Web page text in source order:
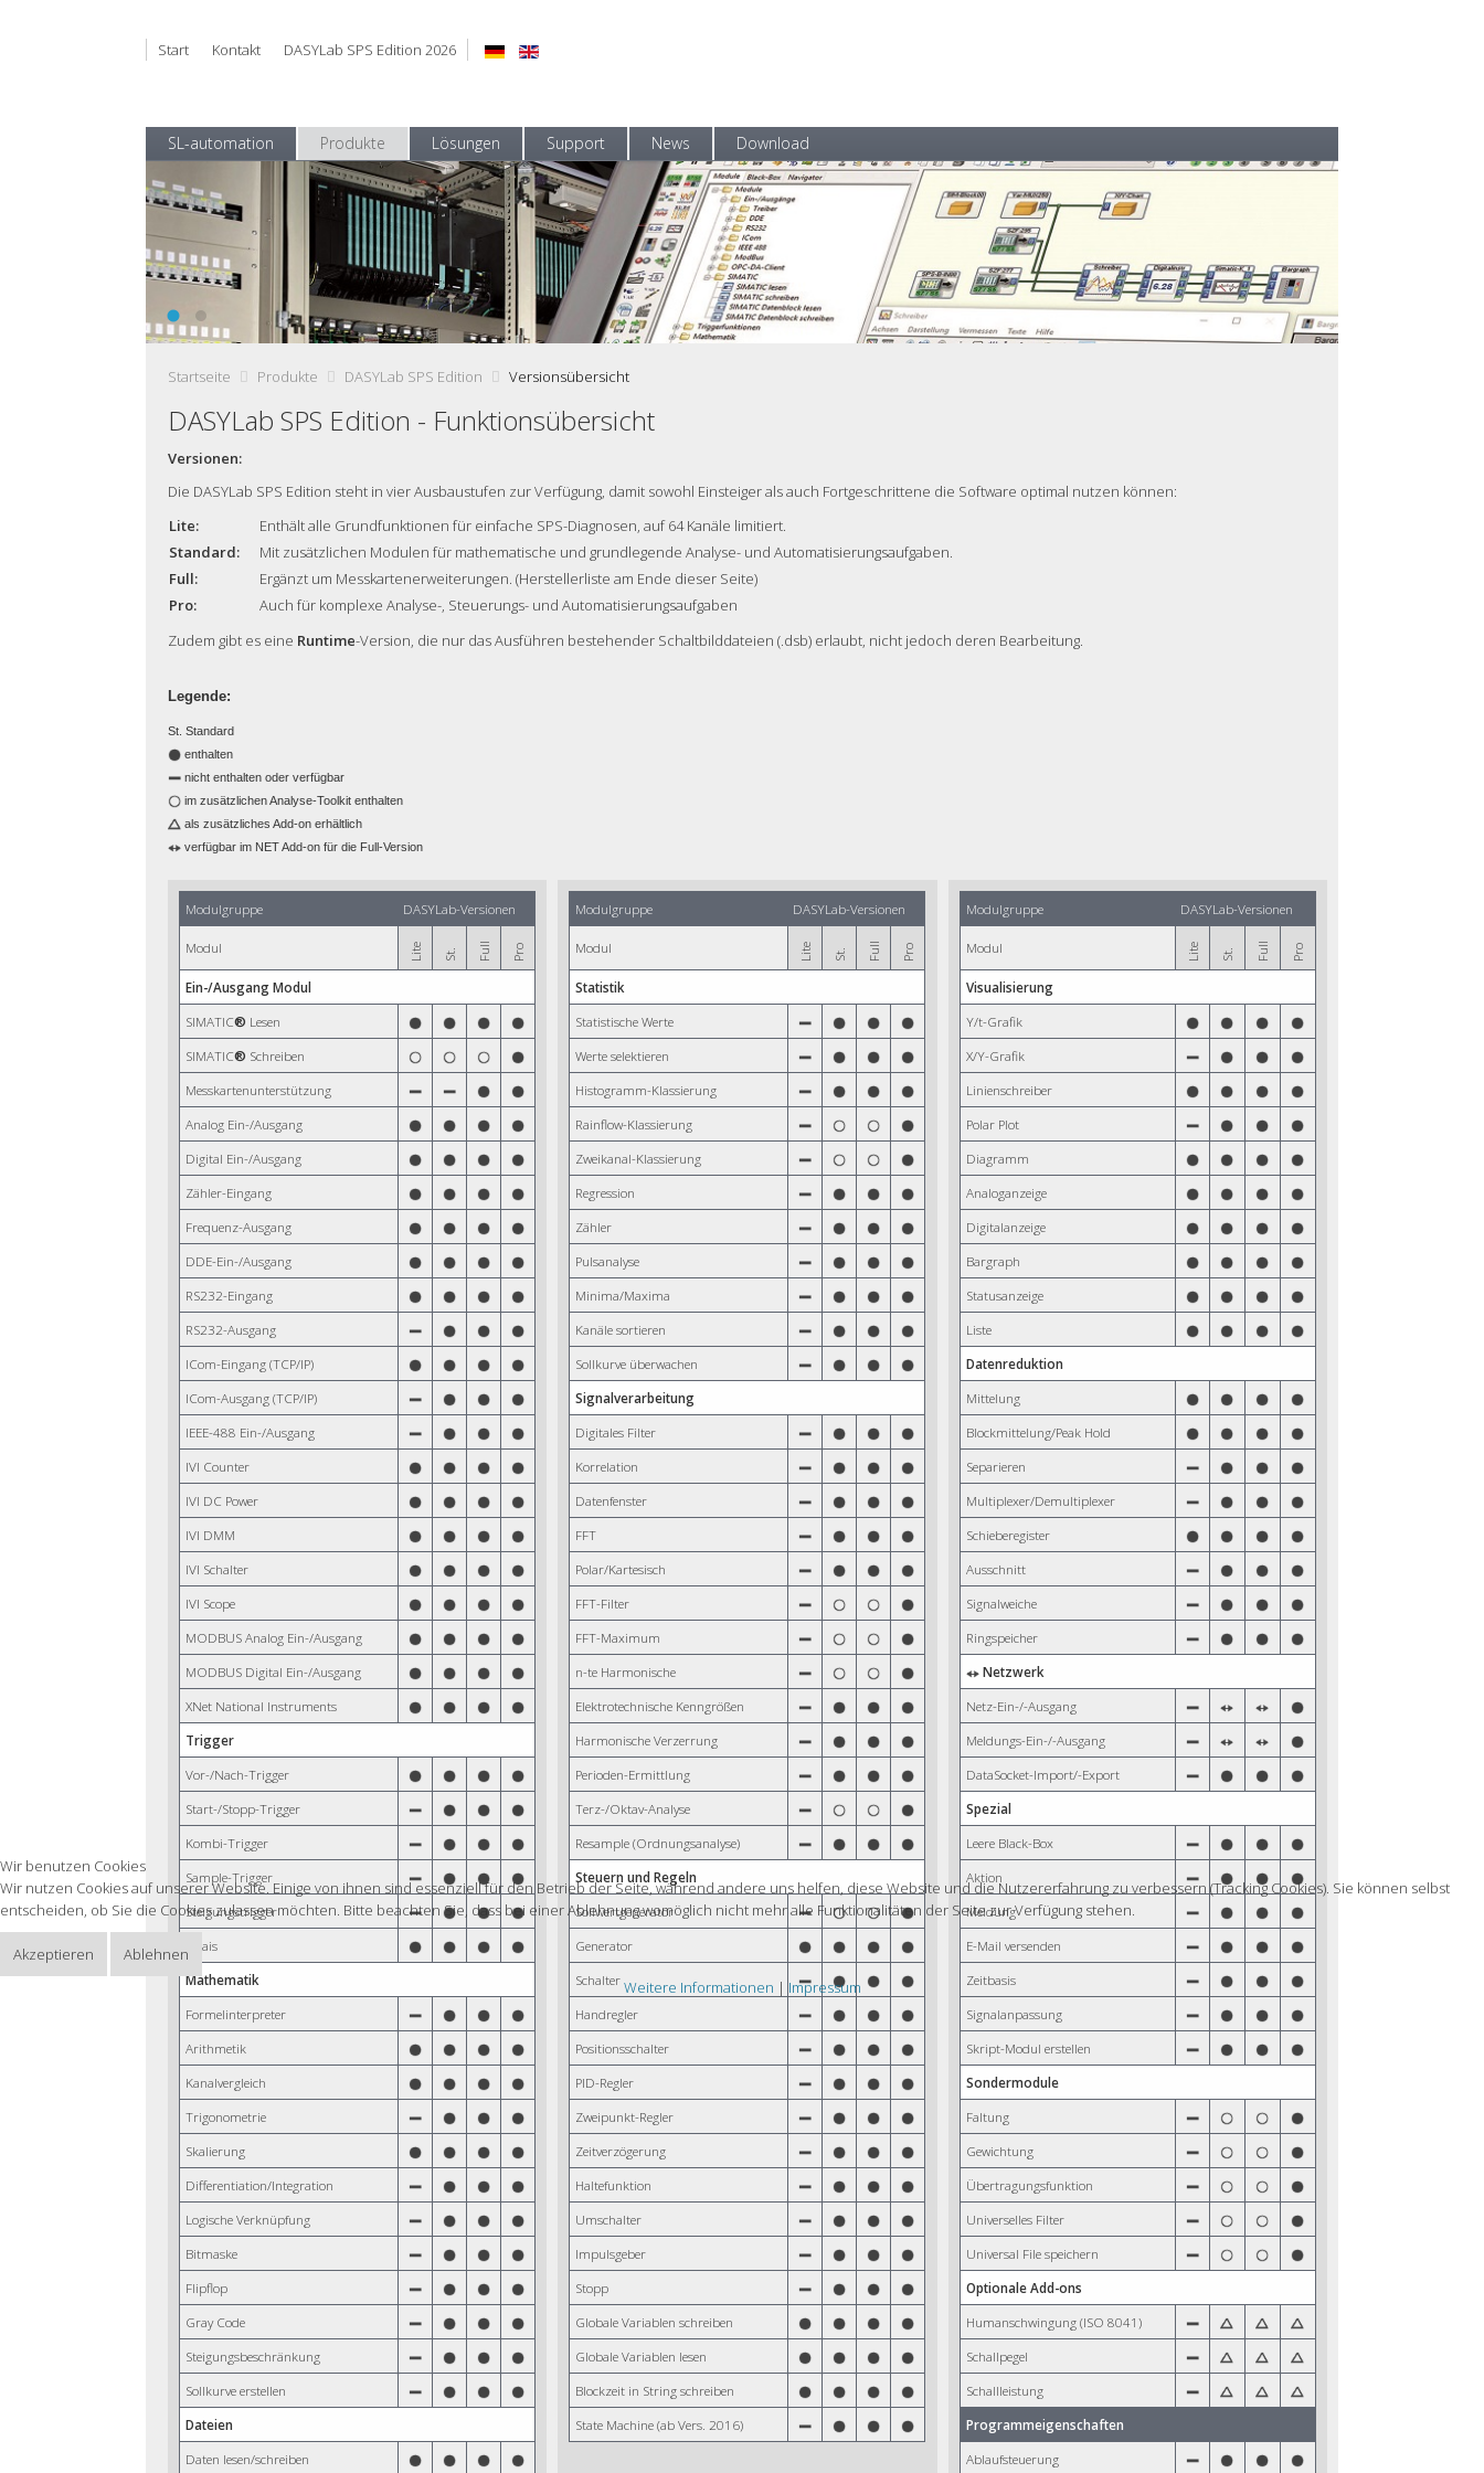
Start Kontakt DASYLab SPS Edition 2026
SL-automation Produkte Lösungen Support News Download
DASYLab SPS Edition - komfortabler Zugriff auf SIMATIC® S7
Verlässliche Messwerte erhalten. Prüfdaten effizient nutzen.
Startseite Produkte DASYLab SPS Edition Versionsübersicht
DASYLab SPS Edition - Funktionsübersicht
Versionen:
Die DASYLab SPS Edition steht in vier Ausbaustufen zur Verfügung, damit sowohl Einsteiger als auch Fortgeschrittene die Software optimal nutzen können:
Lite:
Enthält alle Grundfunktionen für einfache SPS-Diagnosen, auf 64 Kanäle limitiert.
Standard:
Mit zusätzlichen Modulen für mathematische und grundlegende Analyse- und Automatisierungsaufgaben.
Full:
Ergänzt um Messkartenerweiterungen. (Herstellerliste am Ende dieser Seite)
Pro:
Auch für komplexe Analyse-, Steuerungs- und Automatisierungsaufgaben
Zudem gibt es eine Runtime-Version, die nur das Ausführen bestehender Schaltbilddateien (.dsb) erlaubt, nicht jedoch deren Bearbeitung.
Legende:
St. Standard
enthalten
nicht enthalten oder verfügbar
im zusätzlichen Analyse-Toolkit enthalten
als zusätzliches Add-on erhältlich
verfügbar im NET Add-on für die Full-Version
Modulgruppe DASYLab-Versionen
Modul Lite St. Full Pro
Ein-/Ausgang Modul
SIMATIC® Lesen
SIMATIC® Schreiben
Messkartenunterstützung
Analog Ein-/Ausgang
Digital Ein-/Ausgang
Zähler-Eingang
Frequenz-Ausgang
DDE-Ein-/Ausgang
RS232-Eingang
RS232-Ausgang
ICom-Eingang (TCP/IP)
ICom-Ausgang (TCP/IP)
IEEE-488 Ein-/Ausgang
IVI Counter
IVI DC Power
IVI DMM
IVI Schalter
IVI Scope
MODBUS Analog Ein-/Ausgang
MODBUS Digital Ein-/Ausgang
XNet National Instruments
Trigger
Vor-/Nach-Trigger
Start-/Stopp-Trigger
Kombi-Trigger
Sample-Trigger
Steigungstrigger
Relais
Mathematik
Formelinterpreter
Arithmetik
Kanalvergleich
Trigonometrie
Skalierung
Differentiation/Integration
Logische Verknüpfung
Bitmaske
Flipflop
Gray Code
Steigungsbeschränkung
Sollkurve erstellen
Dateien
Daten lesen/schreiben
Modulgruppe DASYLab-Versionen
Modul Lite St. Full Pro
Statistik
Statistische Werte
Werte selektieren
Histogramm-Klassierung
Rainflow-Klassierung
Zweikanal-Klassierung
Regression
Zähler
Pulsanalyse
Minima/Maxima
Kanäle sortieren
Sollkurve überwachen
Signalverarbeitung
Digitales Filter
Korrelation
Datenfenster
FFT
Polar/Kartesisch
FFT-Filter
FFT-Maximum
n-te Harmonische
Elektrotechnische Kenngrößen
Harmonische Verzerrung
Perioden-Ermittlung
Terz-/Oktav-Analyse
Resample (Ordnungsanalyse)
Steuern und Regeln
Sollwertgenerator
Generator
Schalter
Handregler
Positionsschalter
PID-Regler
Zweipunkt-Regler
Zeitverzögerung
Haltefunktion
Umschalter
Impulsgeber
Stopp
Globale Variablen schreiben
Globale Variablen lesen
Blockzeit in String schreiben
State Machine (ab Vers. 2016)
Modulgruppe DASYLab-Versionen
Modul Lite St. Full Pro
Visualisierung
Y/t-Grafik
X/Y-Grafik
Linienschreiber
Polar Plot
Diagramm
Analoganzeige
Digitalanzeige
Bargraph
Statusanzeige
Liste
Datenreduktion
Mittelung
Blockmittelung/Peak Hold
Separieren
Multiplexer/Demultiplexer
Schieberegister
Ausschnitt
Signalweiche
Ringspeicher
Netzwerk
Netz-Ein-/-Ausgang
Meldungs-Ein-/-Ausgang
DataSocket-Import/-Export
Spezial
Leere Black-Box
Aktion
Meldung
E-Mail versenden
Zeitbasis
Signalanpassung
Skript-Modul erstellen
Sondermodule
Faltung
Gewichtung
Übertragungsfunktion
Universelles Filter
Universal File speichern
Optionale Add-ons
Humanschwingung (ISO 8041)
Schallpegel
Schallleistung
Programmeigenschaften
Ablaufsteuerung
Wir benutzen Cookies
Wir nutzen Cookies auf unserer Website. Einige von ihnen sind essenziell für den Betrieb der Seite, während andere uns helfen, diese Website und die Nutzererfahrung zu verbessern (Tracking Cookies). Sie können selbst
entscheiden, ob Sie die Cookies zulassen möchten. Bitte beachten Sie, dass bei einer Ablehnung womöglich nicht mehr alle Funktionalitäten der Seite zur Verfügung stehen.
Akzeptieren
Ablehnen
Weitere Informationen | Impressum